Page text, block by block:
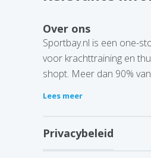
Over ons
Sportbay.nl is een one-
voor krachttraining en
shopt. Meer dan 90%
Lees meer
Privacybeleid